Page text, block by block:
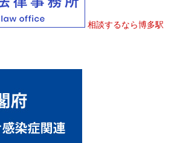
相談するなら博多駅